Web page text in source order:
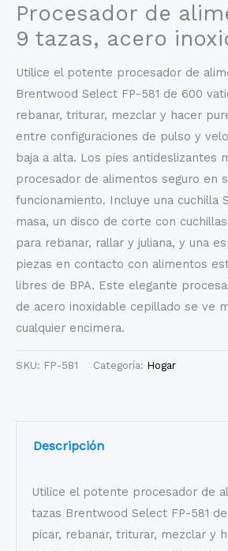
Procesador de
9 tazas, acero
Utilice el potente procesador de
Brentwood Select FP-581 de 600
rebanar, triturar, mezclar y hacer
entre configuraciones de pulso y
baja a alta. Los pies antideslizantes
procesador de alimentos seguro en
funcionamiento. Incluye una cuchilla
masa, un disco de corte con
para rebanar, rallar y juliana, y una
piezas en contacto con alimentos
libres de BPA. Este elegante
de acero inoxidable cepillado se ve
cualquier encimera.
SKU: FP-581 Categoría: Hogar
Descripción
Utilice el potente procesador de
tazas Brentwood Select FP-581
picar, rebanar, triturar, mezclar y